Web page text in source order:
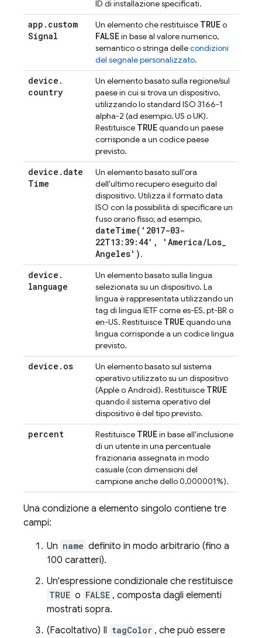
ID di installazione specificati.
app . custom
Signal
Un elemento che restituisce TRUEo
FALSEin base al valore numerico,
semantico o stringa dellecondizioni
del segnale personalizzato.
device .
country
Un elemento basato sulla regione/sul
paese in cui si trova un dispositivo,
utilizzando lo standard ISO 3166-1
alpha-2 (ad esempio, US o UK).
Restituisce TRUEquando un paese
corrisponde a un codice paese
previsto.
device . date
Time
Un elemento basato sull'ora
dell'ultimo recupero eseguito dal
dispositivo. Utilizza il formato data
ISO con la possibilità di specificare un
fuso orario fisso; ad esempio,
dateTime( '2017-03-
22T13:39:44' , 'America/Los_
Angeles').
device .
language
Un elemento basato sulla lingua
selezionata su un dispositivo. La
lingua è rappresentata utilizzando un
tag di lingua IETF come es-ES, pt-BR o
en-US. Restituisce TRUEquando una
lingua corrisponde a un codice lingua
previsto.
device . os
Un elemento basato sul sistema
operativo utilizzato su un dispositivo
(Apple o Android). Restituisce TRUE
quando il sistema operativo del
dispositivo è del tipo previsto.
percent Restituisce TRUEin base all'inclusione
di un utente in una percentuale
frazionaria assegnata in modo
casuale (con dimensioni del
campione anche dello 0,000001%).
Una condizione a elemento singolo contiene tre
campi:
Un name definito in modo arbitrario (fino a
100 caratteri).
Un'espressione condizionale che restituisce
TRUE o FALSE , composta dagli elementi
mostrati sopra.
(Facoltativo) Il tagColor , che può essere